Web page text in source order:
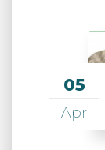
05
Apr